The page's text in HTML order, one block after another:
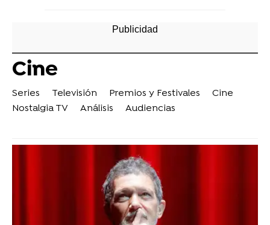
Cine
Series Televisión Premios y Festivales
Cine
Nostalgia TV
Análisis Audiencias